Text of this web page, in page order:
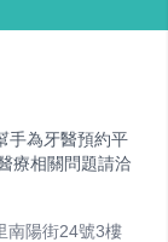
手為牙醫預約平
療相關問題請洽
南陽街24號3樓